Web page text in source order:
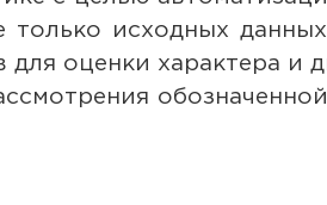
только исходных
для оценки характера и